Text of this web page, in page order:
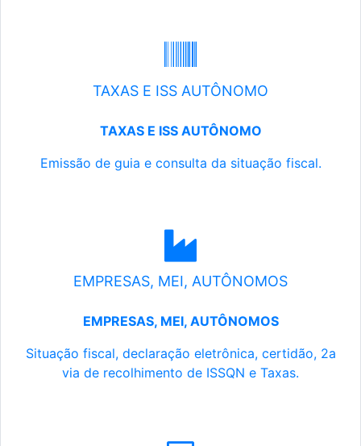
TAXAS E ISS AUTÔNOMO
TAXAS E ISS AUTÔNOMO
Emissão de guia e consulta da situação fiscal.
EMPRESAS, MEI, AUTÔNOMOS
EMPRESAS, MEI, AUTÔNOMOS
Situação fiscal, declaração eletrônica, certidão, 2a
via de recolhimento de ISSQN e Taxas.